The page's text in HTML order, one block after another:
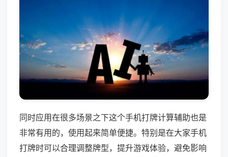
同时应用在很多场景之下这个手机打牌计算辅助也是
非常有用的，使用起来简单便捷。特别是在大家手机
打牌时可以合理调整牌型，提升游戏体验，避免影响